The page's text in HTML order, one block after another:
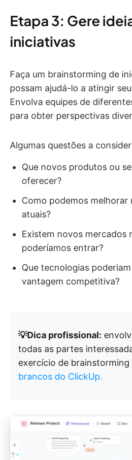
Etapa 3: Gere
iniciativas
Faça um brainstorming de
possam ajudá-lo a atingir
Envolva equipes de
para obter perspectivas
Algumas questões a
Que novos produtos ou
oferecer?
Como podemos melhorar
atuais?
Existem novos mercados
poderíamos entrar?
Que tecnologias
vantagem competitiva?
💡Dica profissional:
todas as partes
exercício de brainstorming
brancos do ClickUp.